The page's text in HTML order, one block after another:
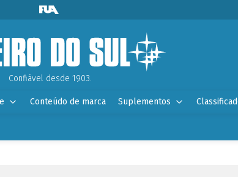
Confiável desde 1903.
Conteúdo de marca Suplementos